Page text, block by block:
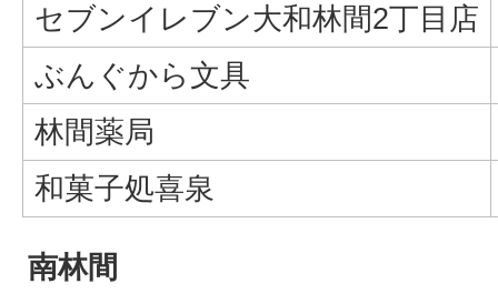
セブンイレブン大和林間2丁目店
ぶんぐから文具
林間薬局
和菓子処喜泉
南林間